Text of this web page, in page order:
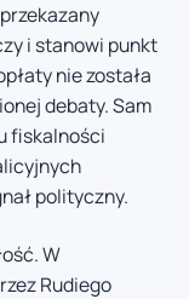
i stanowi punkt
nie została
debaty. Sam
fiskalności
polityczny.
W
Rudiego